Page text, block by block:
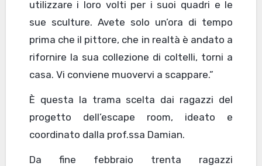
utilizzare i loro volti per i suoi quadri e le
sue sculture. Avete solo un’ora di tempo
prima che il pittore, che in realtà è andato a
rifornire la sua collezione di coltelli, torni a
casa. Vi conviene muovervi a scappare.”
È questa la trama scelta dai ragazzi del
progetto dell’escape room, ideato e
coordinato dalla prof.ssa Damian.
Da fine febbraio trenta ragazzi